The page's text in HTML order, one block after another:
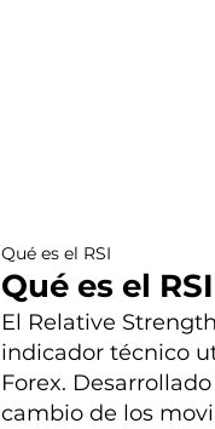
Qué es el RSI
Qué es el RSI
El Relative
indicador técnico
Forex.
cambio de los